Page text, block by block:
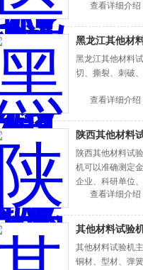
查看详细介绍
黑龙江其他材
黑龙江其他材料
切、撕裂、刺破
查看详细介绍
陕西其他材料
陕西其他材料试
机可以准确测定
企业、科研单位
查看详细介绍
其他材料试验
其他材料试验机
铜材、型材、弹